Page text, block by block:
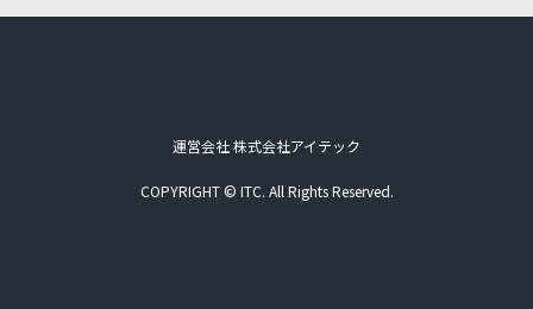
運営会社 株式会社アイテック
COPYRIGHT © ITC. All Rights Reserved.